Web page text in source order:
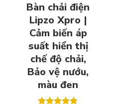
Bàn chải điện
Lipzo Xpro |
Cảm biến áp
suất hiển thị
chế độ chải,
Bảo vệ nướu,
màu đen